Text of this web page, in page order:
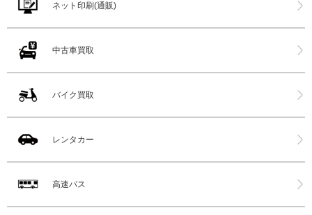
ネット印刷(通販)
中古車買取
バイク買取
レンタカー
高速バス